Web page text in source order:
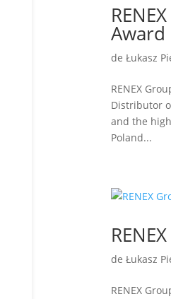
Award
de Łukasz
RENEX
Distributor
and the
Poland...
de Łukasz
RENEX